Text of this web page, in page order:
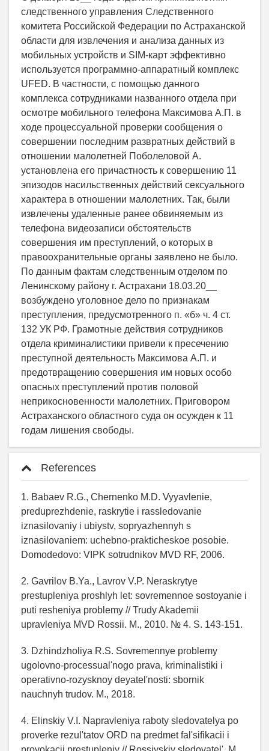
следственного управления Следственного
комитета Российской Федерации по Астраханской
области для извлечения и анализа данных из
мобильных устройств и SIM-карт эффективно
используется программно-аппаратный комплекс
UFED. В частности, с помощью данного
комплекса сотрудниками названного отдела при
осмотре мобильного телефона Максимова А.П. в
ходе процессуальной проверки сообщения о
совершении последним развратных действий в
отношении малолетней Поболеловой А.
установлена его причастность к совершению 11
эпизодов насильственных действий сексуального
характера в отношении малолетних. Так, были
извлечены удаленные ранее обвиняемым из
телефона видеозаписи обстоятельств
совершения им преступлений, о которых в
правоохранительные органы заявлено не было.
По данным фактам следственным отделом по
Ленинскому району г. Астрахани 18.03.20__
возбуждено уголовное дело по признакам
преступления, предусмотренного п. «б» ч. 4 ст.
132 УК РФ. Грамотные действия сотрудников
отдела криминалистики привели к пресечению
преступной деятельность Максимова А.П. и
предотвращению совершения им новых особо
опасных преступлений против половой
неприкосновенности малолетних. Приговором
Астраханского областного суда он осужден к 11
годам лишения свободы.
References
1. Babaev R.G., Chernenko M.D. Vyyavlenie,
preduprezhdenie, raskrytie i rassledovanie
iznasilovaniy i ubiystv, sopryazhennyh s
iznasilovaniem: uchebno-prakticheskoe posobie.
Domodedovo: VIPK sotrudnikov MVD RF, 2006.
2. Gavrilov B.Ya., Lavrov V.P. Neraskrytye
prestupleniya proshlyh let: sovremennoe sostoyanie i
puti resheniya problemy // Trudy Akademii
upravleniya MVD Rossii. M., 2010. № 4. S. 143-151.
3. Dzhindzholiya R.S. Sovremennye problemy
ugolovno-processual'nogo prava, kriminalistiki i
operativno-rozysknoy deyatel'nosti: sbornik
nauchnyh trudov. M., 2018.
4. Elinskiy V.I. Napravleniya raboty sledovatelya po
proverke rezul'tatov ORD na predmet fal'sifikacii i